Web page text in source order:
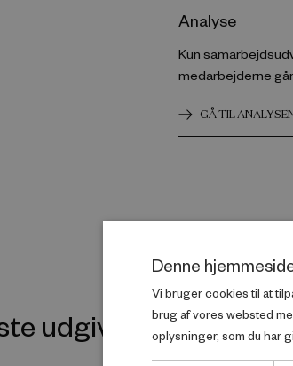
Analyse
Kun
medarbejderne
GÅ TIL
udgivelser
Denne
Vi bruger cookies til at
brug af vores websted
oplysninger, som du har